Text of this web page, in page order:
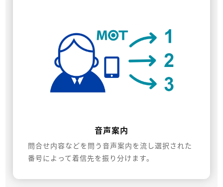
音声案内
問合せ内容などを問う音声案内を流し選択された
番号によって着信先を振り分けます。